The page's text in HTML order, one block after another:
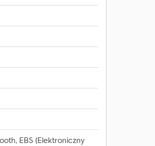
EBS (Elektroniczny